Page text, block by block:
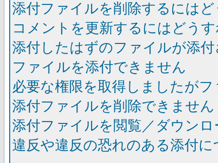
添付ファイルを削除するには
コメントを更新するにはどう
添付したはずのファイルが添
ファイルを添付できません
必要な権限を取得しましたが
添付ファイルを削除できません
添付ファイルを閲覧／ダウン
違反や違反の恐れのある添付